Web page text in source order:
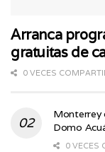
Arranca
gratuitas de
0 VECES
Monterrey
Domo
0 VECES